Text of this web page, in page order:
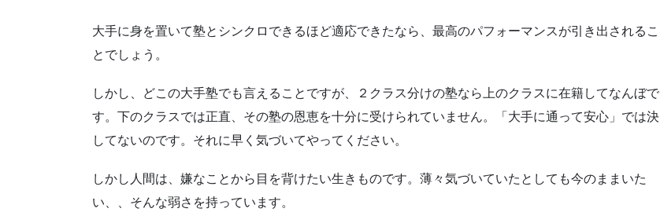
大手に身を置いて塾とシンクロできるほど適応できたなら、最高のパフォーマンスが引き出されるこ
とでしょう。
しかし、どこの大手塾でも言えることですが、２クラス分けの塾なら上のクラスに在籍してなんぼで
す。下のクラスでは正直、その塾の恩恵を十分に受けられていません。「大手に通って安心」では決
してないのです。それに早く気づいてやってください。
しかし人間は、嫌なことから目を背けたい生きものです。薄々気づいていたとしても今のままいた
い、、そんな弱さを持っています。